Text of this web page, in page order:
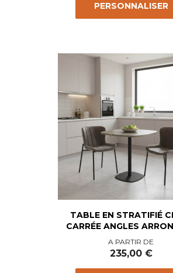
PERSONNALISER
TABLE EN STRATIFIÉ
CARRÉE ANGLES
Prix
A PARTIR DE
235,00 €